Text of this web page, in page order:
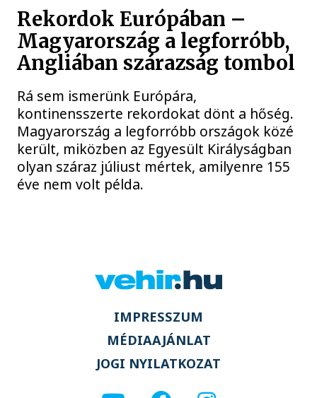
Rekordok Európában –
Magyarország a legforróbb,
Angliában szárazság tombol
Rá sem ismerünk Európára,
kontinensszerte rekordokat dönt a hőség.
Magyarország a legforróbb országok közé
került, miközben az Egyesült Királyságban
olyan száraz júliust mértek, amilyenre 155
éve nem volt példa.
IMPRESSZUM
MÉDIAAJÁNLAT
JOGI NYILATKOZAT